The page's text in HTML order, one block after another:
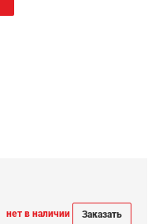
нет в наличии Заказать